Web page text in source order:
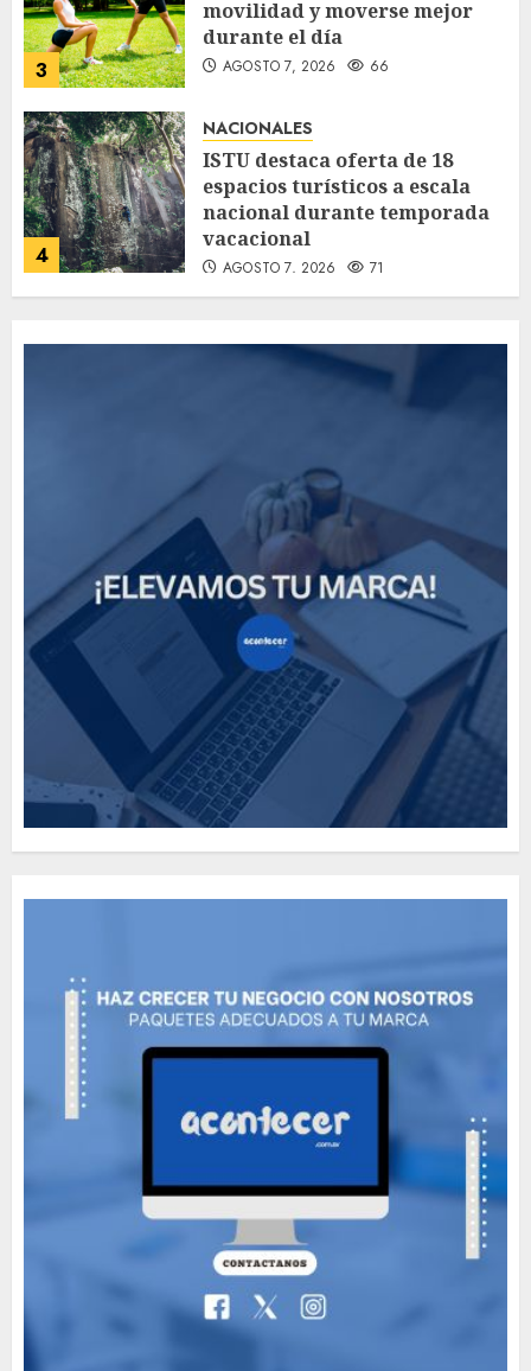
3
movilidad y moverse mejor
durante el día
AGOSTO 7, 2026 66
4
NACIONALES
ISTU destaca oferta de 18
espacios turísticos a escala
nacional durante temporada
vacacional
AGOSTO 7, 2026 71
5
How Many of These Italian
Classic Cars in a Retro
Movie?
MAYO 14, 2024 799
Thailand’s extraordinary
cave rescue
MAYO 14, 2024
89 motociclistas